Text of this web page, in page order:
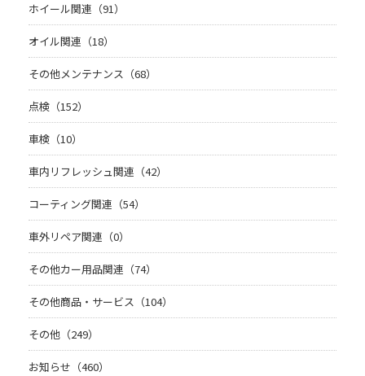
ホイール関連（91）
オイル関連（18）
その他メンテナンス（68）
点検（152）
車検（10）
車内リフレッシュ関連（42）
コーティング関連（54）
車外リペア関連（0）
その他カー用品関連（74）
その他商品・サービス（104）
その他（249）
お知らせ（460）